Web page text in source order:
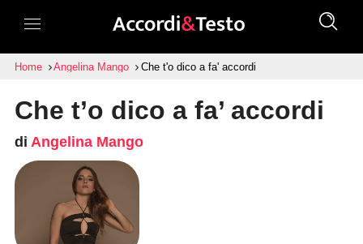
Home Angelina Mango Che t'o dico a fa' accordi
Che t’o dico a fa’ accordi
di Angelina Mango